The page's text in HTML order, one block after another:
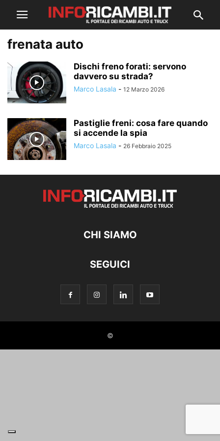
frenata auto
Dischi freno forati: servono
davvero su strada?
Marco Lasala - 12 Marzo 2026
Pastiglie freni: cosa fare quando
si accende la spia
Marco Lasala - 26 Febbraio 2025
CHI SIAMO
SEGUICI
©